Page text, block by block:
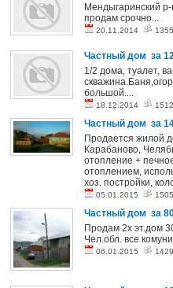
Мендыгаринский
продам срочно...
20.11.2014 1355
Частный дом за
1/2 дома, туалет,
большой....
18.12.2014 1512
Частный дом за
Продается жилой
Карабаново,
отопление +
отоплением,
хоз. постройки,
05.01.2015 1505
Частный дом за
Продам 2х эт.дом
Чел.обл. все
06.01.2015 1429